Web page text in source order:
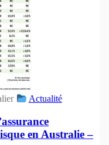
Actualité
en Australie –